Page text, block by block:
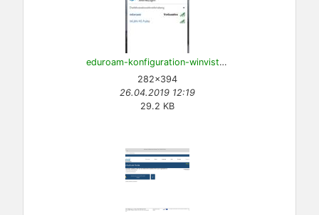
eduroam-konfiguration-winvista-10.jpg
282×394
26.04.2019 12:19
29.2 KB